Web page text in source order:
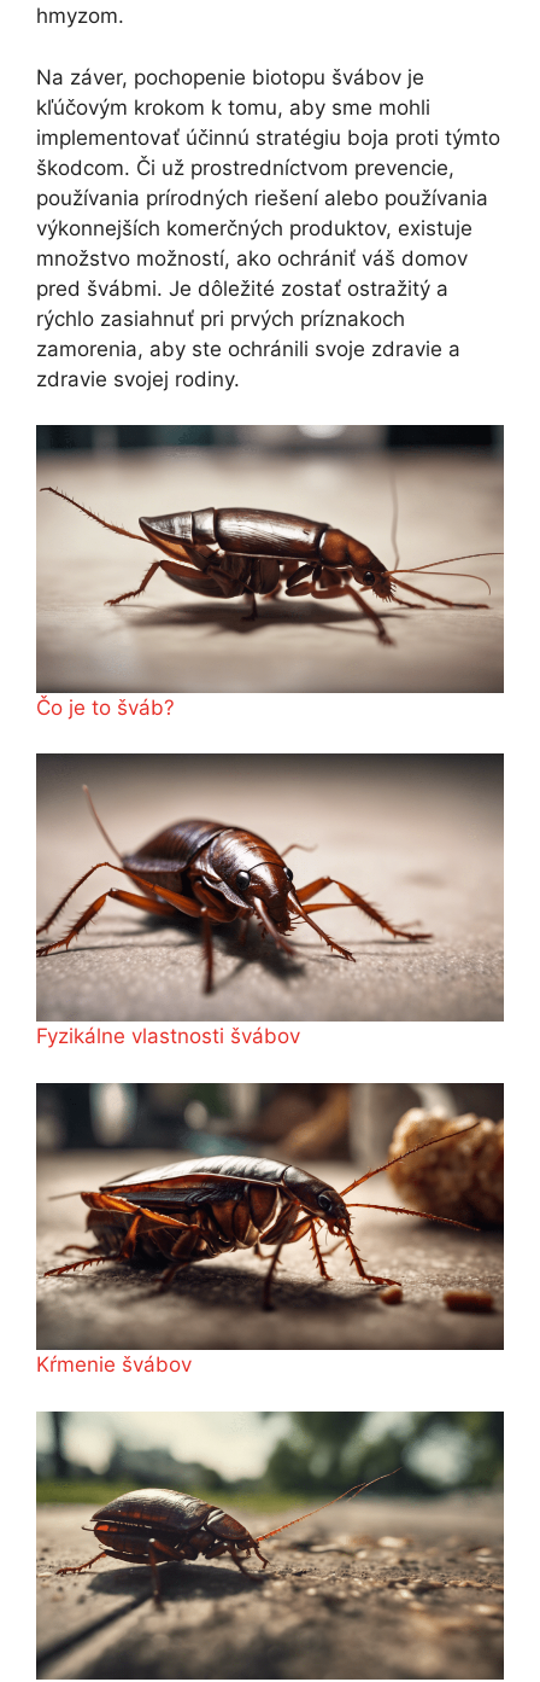
hmyzom.
Na záver, pochopenie biotopu švábov je
kľúčovým krokom k tomu, aby sme mohli
implementovať účinnú stratégiu boja proti týmto
škodcom. Či už prostredníctvom prevencie,
používania prírodných riešení alebo používania
výkonnejších komerčných produktov, existuje
množstvo možností, ako ochrániť váš domov
pred švábmi. Je dôležité zostať ostražitý a
rýchlo zasiahnuť pri prvých príznakoch
zamorenia, aby ste ochránili svoje zdravie a
zdravie svojej rodiny.
Čo je to šváb?
Fyzikálne vlastnosti švábov
Kŕmenie švábov